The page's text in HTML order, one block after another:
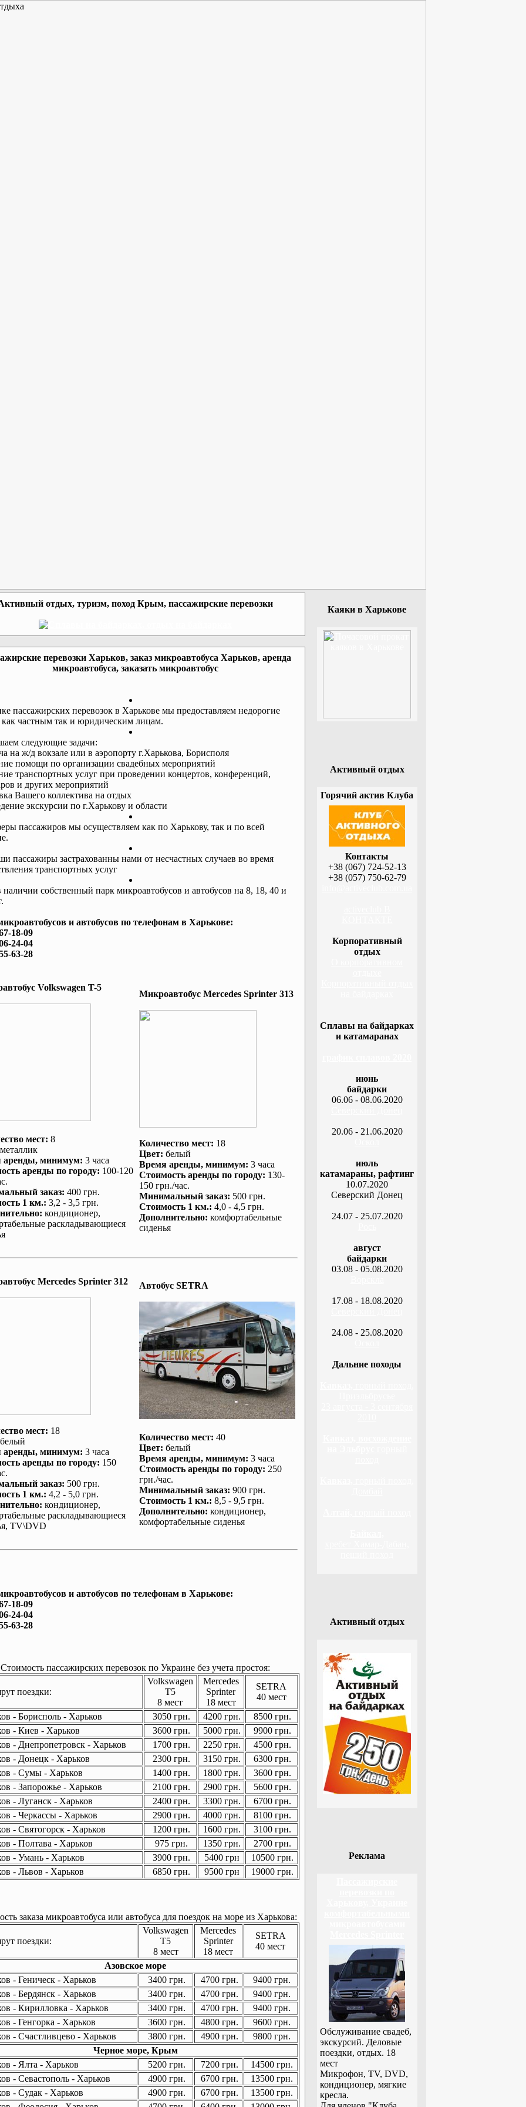
отдых, туризм, поход Крым, пассажирские перевозки
перевозки Харьков, заказ микроавтобуса Харьков, аренда
микроавтобуса, заказать микроавтобус
пассажирских перевозок в Харькове мы предоставляем недорогие
как частным так и юридическим лицам.
следующие задачи:
на ж/д вокзале или в аэропорту г.Харькова, Борисполя
помощи по организации свадебных мероприятий
транспортных услуг при проведении концертов, конференций,
и других мероприятий
Вашего коллектива на отдых
экскурсии по г.Харькову и области
пассажиров мы осуществляем как по Харькову, так и по всей
пассажиры застрахованны нами от несчастных случаев во время
транспортных услуг
наличии собственный парк микроавтобусов и автобусов на 8, 18, 40 и
и автобусов по телефонам в Харькове:
18-09
24-04
63-28
Volkswagen T-5
мест: 8
металлик
аренды, минимум: 3 часа
аренды по городу: 100-120
заказ: 400 грн.
1 км.: 3,2 - 3,5 грн.
: кондиционер,
раскладывающиеся
Микроавтобус Mеrcedes Sprinter 313
Количество мест: 18
Цвет: белый
Время аренды, минимум: 3 часа
Стоимость аренды по городу: 130-
150 грн./час.
Минимальный заказ: 500 грн.
Стоимость 1 км.: 4,0 - 4,5 грн.
Дополнительно: комфортабельные
сиденья
Mеrcedes Sprinter 312
мест: 18
белый
аренды, минимум: 3 часа
аренды по городу: 150
заказ: 500 грн.
1 км.: 4,2 - 5,0 грн.
: кондиционер,
раскладывающиеся
TV\DVD
Автобус SETRA
Количество мест: 40
Цвет: белый
Время аренды, минимум: 3 часа
Стоимость аренды по городу: 250
грн./час.
Минимальный заказ: 900 грн.
Стоимость 1 км.: 8,5 - 9,5 грн.
Дополнительно: кондиционер,
комфортабельные сиденья
и автобусов по телефонам в Харькове:
18-09
24-04
63-28
Стоимость пассажирских перевозок по Украине без учета простоя:
поездки:
Volkswagen
T5
8 мест
Mercedes
Sprinter
18 мест
SETRA
40 мест
- Борисполь - Харьков
3050 грн. 4200 грн.
8500 грн.
- Киев - Харьков
3600 грн. 5000 грн.
9900 грн.
- Днепропетровск - Харьков
1700 грн. 2250 грн.
4500 грн.
- Донецк - Харьков
2300 грн. 3150 грн.
6300 грн.
- Сумы - Харьков
1400 грн. 1800 грн.
3600 грн.
- Запорожье - Харьков
2100 грн. 2900 грн.
5600 грн.
- Луганск - Харьков
2400 грн. 3300 грн.
6700 грн.
- Черкассы - Харьков
2900 грн. 4000 грн.
8100 грн.
- Святогорск - Харьков
1200 грн. 1600 грн.
3100 грн.
- Полтава - Харьков
975 грн. 1350 грн.
2700 грн.
- Умань - Харьков
3900 грн. 5400 грн
10500 грн.
- Львов - Харьков
6850 грн. 9500 грн 19000 грн.
заказа микроавтобуса или автобуса для поездок на море из Харькова:
поездки:
Volkswagen
T5
8 мест
Mercedes
Sprinter
18 мест
SETRA
40 мест
Азовское море
- Геническ - Харьков
3400 грн. 4700 грн.
9400 грн.
- Бердянск - Харьков
3400 грн. 4700 грн.
9400 грн.
- Кирилловка - Харьков
3400 грн. 4700 грн.
9400 грн.
- Генгорка - Харьков
3600 грн. 4800 грн.
9600 грн.
- Счастливцево - Харьков
3800 грн. 4900 грн.
9800 грн.
Черное море, Крым
- Ялта - Харьков
5200 грн. 7200 грн.
14500 грн.
- Севастополь - Харьков
4900 грн. 6700 грн.
13500 грн.
- Судак - Харьков
4900 грн. 6700 грн.
13500 грн.
Каяки в Харькове
Активный отдых
Горячий актив Клуба
Контакты
+38 (067) 724-52-13
+38 (057) 750-62-79
Корпоративный
отдых
Сплавы на байдарках
и катамаранах
июнь
байдарки
06.06 - 08.06.2020
20.06 - 21.06.2020
июль
катамараны, рафтинг
10.07.2020
Северский Донец
24.07 - 25.07.2020
август
байдарки
03.08 - 05.08.2020
17.08 - 18.08.2020
24.08 - 25.08.2020
Дальние походы
Активный отдых
Реклама
Обслуживание свадеб,
экскурсий. Деловые
поездки, отдых. 18
мест
Микрофон, TV, DVD,
кондиционер, мягкие
кресла.